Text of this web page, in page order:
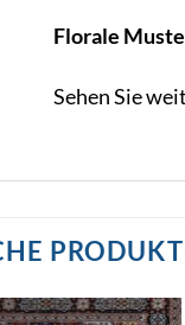
Florale
Sehen Sie